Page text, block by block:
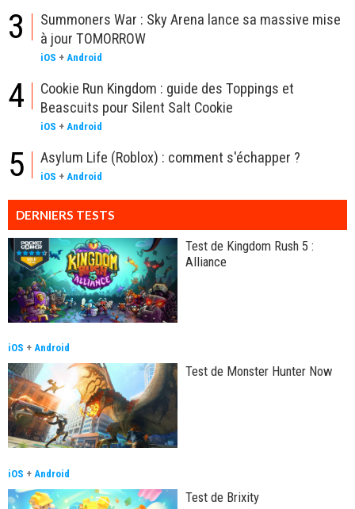
3
Summoners War : Sky Arena lance sa massive mise
à jour TOMORROW
iOS + Android
4
Cookie Run Kingdom : guide des Toppings et
Beascuits pour Silent Salt Cookie
iOS + Android
5 Asylum Life (Roblox) : comment s'échapper ?
iOS + Android
DERNIERS TESTS
Test de Kingdom Rush 5 :
Alliance
iOS + Android
Test de Monster Hunter Now
iOS + Android
Test de Brixity